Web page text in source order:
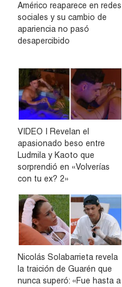
Américo reaparece en redes
sociales y su cambio de
apariencia no pasó
desapercibido
VIDEO | Revelan el
apasionado beso entre
Ludmila y Kaoto que
sorprendió en «Volverías
con tu ex? 2»
Nicolás Solabarrieta revela
la traición de Guarén que
nunca superó: «Fue hasta a